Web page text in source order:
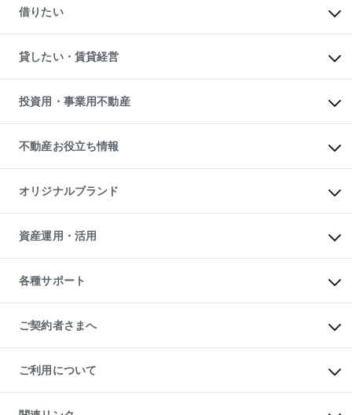
中古一戸建ての購入
不動産購入の流れ
注目キーワード物件特集
購入ガイド
English 繁体中文簡体中文
一戸建ての売却・査定
土地の売却・査定
スピードAI査定
不動産査定について
不動産売却の流れ
不動産買換えの流れ
売却ガイド
借りたい
オフィス・店舗の賃貸
借りるときの流れ
借りるガイド
貸したい・賃貸経営
マンション賃料データ
賃貸管理プラン
リロケーションについて
貸すガイド
投資用・事業用不動産
事業用不動産
マンション投資
投資用マンション
アパート経営
収益物件
ビル購入（ビル一棟）
投資用不動産の売却査定
事業用不動産の売却査定
不動産お役立ち情報
マンションライブラリー
人気マンションランキング
暮らしに役立つ不動産メディア
不動産相場・不動産価格情報
不動産コラム・ニュース
不動産用語集
不動産なんでもネット相談室
住まいの税金
オリジナルブランド
一棟リノベーションマンション
L`GENTE（ルジェンテ）
区分リノベーションマンション
投資用一棟レジデンスWELL
不動産小口投資
LEGACIA（レガシア）
資産運用・活用
不動産M&A
アセットマネジメント・出資
各種サポート
相続サポート
リフォームサポート
ご契約者さまへ
ご紹介・再契約特典
入居者様専用-各種ご案内（賃貸）
東急こすもす会「こすもすWeb」
ご利用について
金融商品取引について